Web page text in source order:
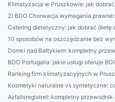
Klimatyzacja w Pruszkowie: jak
2) BDO Chorwacja wymagania
Catering dietetyczny: jak dobrać dietę
10 sposobów na oszczędzanie bez
Domki nad Bałtykiem: kompletny
BDO Portugalia: jakie usługi oferuje
Ranking firm klimatyzacyjnych w
Kosmetyki naturalne vs syntetyczne:
Avfallsregistret: kompletny